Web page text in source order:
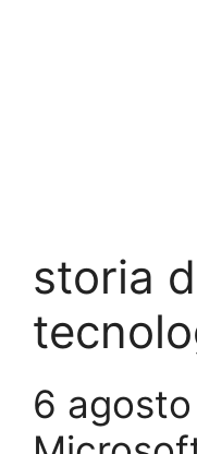
storia
6